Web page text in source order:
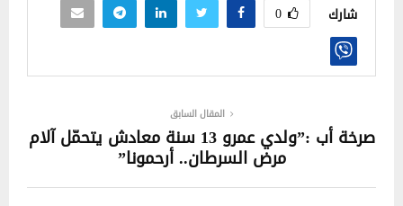
شارك 0
المقال السابق
صرخة أب :”ولدي عمرو 13 سنة معادش يتحمّل آلام
مرض السرطان.. أرحمونا”